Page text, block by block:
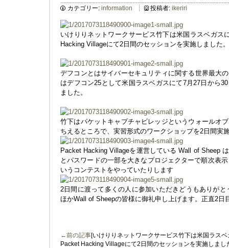
カテゴリー: information 投稿者: ikeriri
いけりりネットワークサービス竹下は米国ラスベガス
Hacking Villageにて2日間のセッションを実施しました。
デフコンとはサイバーセキュリティに関する世界最大
はデフコン25として米国ラスベガスにて7月27日から
ました。
竹下はパケットキャプチャビレッジというウォールオ
ちえるところで、実習形式のワークショップを2日間実
Packet Hacking Villageを運営している Wall of Sheep
とパスワードの一部を大きなプロジェクターで順次表
いうコンテストをやっていたりします
2日間に渡って多くの人に参加いただきどうもありが
ほかWall of Sheepの皆様に御礼申し上げます。正直2日
←前の記事[いけりりネットワークサービス竹下は米国ラス
Packet Hacking Villageにて2日間のセッションを実施しまし